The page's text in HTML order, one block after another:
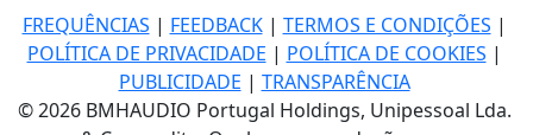
FREQUÊNCIAS | FEEDBACK| TERMOS E CONDIÇÕES |
POLÍTICA DE PRIVACIDADE | POLÍTICA DE COOKIES |
PUBLICIDADE | TRANSPARÊNCIA
© 2026 BMHAUDIO Portugal Holdings, Unipessoal Lda.